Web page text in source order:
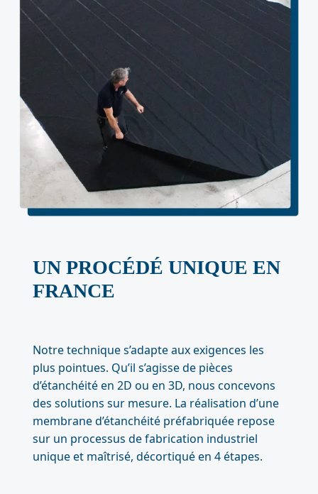
UN PROCÉDÉ UNIQUE EN
FRANCE
Notre technique s’adapte aux exigences les
plus pointues. Qu’il s’agisse de pièces
d’étanchéité en 2D ou en 3D, nous concevons
des solutions sur mesure. La réalisation d’une
membrane d’étanchéité préfabriquée repose
sur un processus de fabrication industriel
unique et maîtrisé, décortiqué en 4 étapes.